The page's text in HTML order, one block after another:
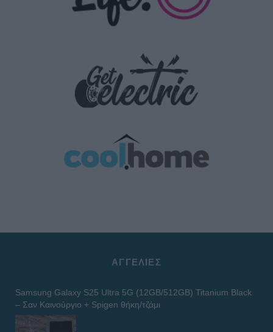
ΑΓΓΕΛΊΕΣ
Samsung Galaxy S25 Ultra 5G (12GB/512GB) Titanium Black
– Σαν Καινούργιο + Spigen θήκη/τζάμι